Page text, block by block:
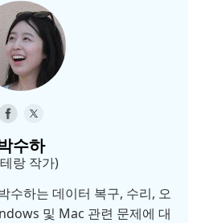
수하
랑 작가)
수하는 데이터 복구, 수리, 오
및 Mac 관련 문제에 대